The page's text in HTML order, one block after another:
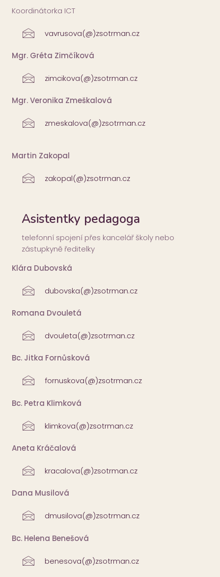
Koordinátorka ICT
vavrusova(@)zsotrman.cz
Mgr. Gréta Zimčíková
zimcikova(@)zsotrman.cz
Mgr. Veronika Zmeškalová
zmeskalova(@)zsotrman.cz
Martin Zakopal
zakopal(@)zsotrman.cz
Asistentky pedagoga
telefonní spojení přes kancelář školy nebo
zástupkyně ředitelky
Klára Dubovská
dubovska(@)zsotrman.cz
Romana Dvouletá
dvouleta(@)zsotrman.cz
Bc. Jitka Fornůsková
fornuskova(@)zsotrman.cz
Bc. Petra Klimková
klimkova(@)zsotrman.cz
Aneta Kráčalová
kracalova(@)zsotrman.cz
Dana Musilová
dmusilova(@)zsotrman.cz
Bc. Helena Benešová
benesova(@)zsotrman.cz